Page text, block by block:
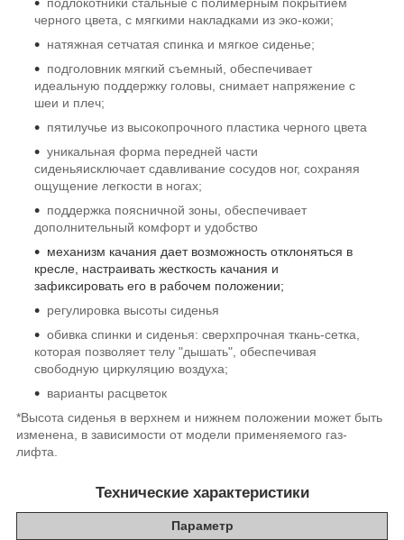
подлокотники стальные с полимерным покрытием
черного цвета, с мягкими накладками из эко-кожи;
натяжная сетчатая спинка и мягкое сиденье;
подголовник мягкий съемный, обеспечивает
идеальную поддержку головы, снимает напряжение с
шеи и плеч;
пятилучье из высокопрочного пластика черного цвета
уникальная форма передней части
сиденьяисключает сдавливание сосудов ног, сохраняя
ощущение легкости в ногах;
поддержка поясничной зоны, обеспечивает
дополнительный комфорт и удобство
механизм качания дает возможность отклоняться в
кресле, настраивать жесткость качания и
зафиксировать его в рабочем положении;
регулировка высоты сиденья
обивка спинки и сиденья: сверхпрочная ткань-сетка,
которая позволяет телу "дышать", обеспечивая
свободную циркуляцию воздуха;
варианты расцветок
*Высота сиденья в верхнем и нижнем положении может быть
изменена, в зависимости от модели применяемого газ-
лифта.
Технические характеристики
Параметр